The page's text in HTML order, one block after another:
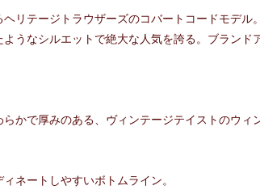
リテージトラウザーズのコバートコードモデル。
うなシルエットで絶大な人気を誇る。ブランド
かで厚みのある、ヴィンテージテイストのウィ
ネートしやすいボトムライン。